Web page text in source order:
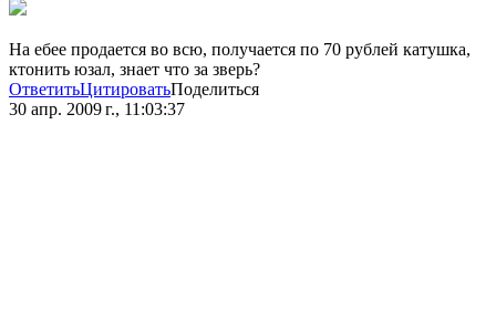
На ебее продается во всю, получается по 70 рублей катушка,
ктонить юзал, знает что за зверь?
ОтветитьЦитироватьПоделиться
30 апр. 2009 г., 11:03:37